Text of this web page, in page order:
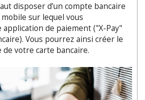
disposer d’un compte bancaire
sur lequel vous
de paiement ("X-Pay"
Vous pourrez ainsi créer le
votre carte bancaire.